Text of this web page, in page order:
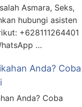
Asmara, Seks,
hubungi asisten
+628111264401
…
Anda? Coba
Anda? Coba